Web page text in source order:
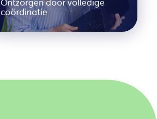
Ontzorgen door volledige
coördinatie